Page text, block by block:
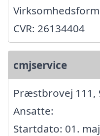
CVR: 26134404
cmjservice
Præstbrovej 111,
Ansatte:
Startdato: 01.